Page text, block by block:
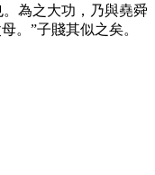
為之大功，乃與堯舜
。”子賤其似之矣。